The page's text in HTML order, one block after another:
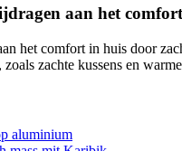
aan het
het comfort in huis door
zachte kussens en
aluminium